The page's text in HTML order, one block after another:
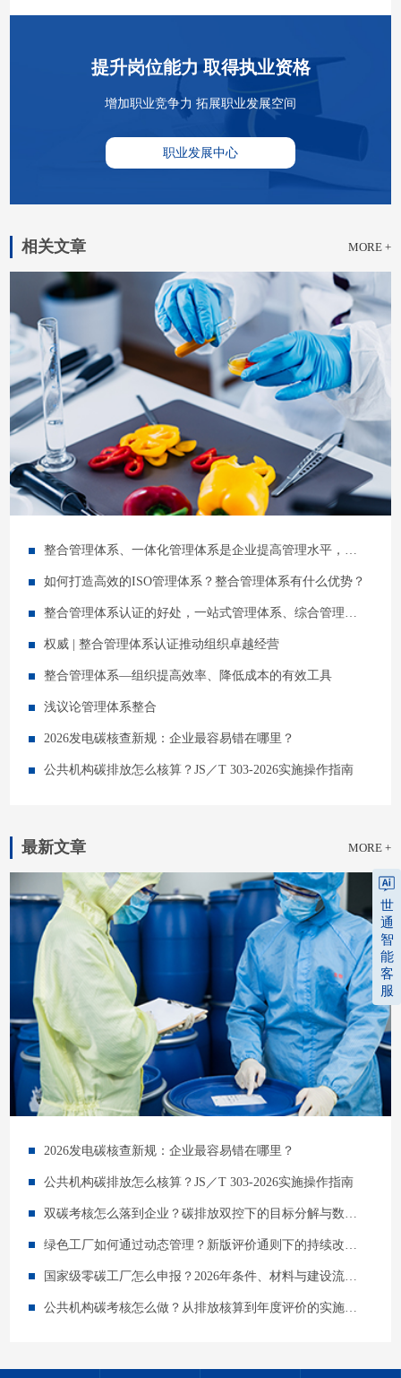
提升岗位能力 取得执业资格
增加职业竞争力 拓展职业发展空间
职业发展中心
相关文章 MORE +
整合管理体系、一体化管理体系是企业提高管理水平，降低费用的趋势之选
如何打造高效的ISO管理体系？整合管理体系有什么优势？
整合管理体系认证的好处，一站式管理体系、综合管理体系对企业管理提升的作用
权威 | 整合管理体系认证推动组织卓越经营
整合管理体系—组织提高效率、降低成本的有效工具
浅议论管理体系整合
2026发电碳核查新规：企业最容易错在哪里？
公共机构碳排放怎么核算？JS／T 303-2026实施操作指南
最新文章 MORE +
2026发电碳核查新规：企业最容易错在哪里？
公共机构碳排放怎么核算？JS／T 303-2026实施操作指南
世
通
智
能
客
服